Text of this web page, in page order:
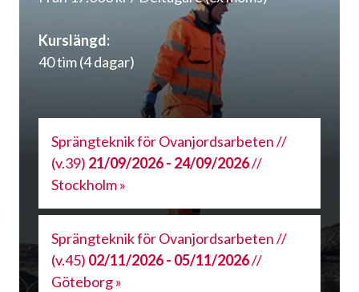
Kurslängd:
40 tim (4 dagar)
Sprängteknik för Ovanjordsarbeten //
(v.39) 21/09/2026 - 24/09/2026//
Stockholm »
Sprängteknik för Ovanjordsarbeten //
(v.45) 02/11/2026 - 05/11/2026//
Göteborg »